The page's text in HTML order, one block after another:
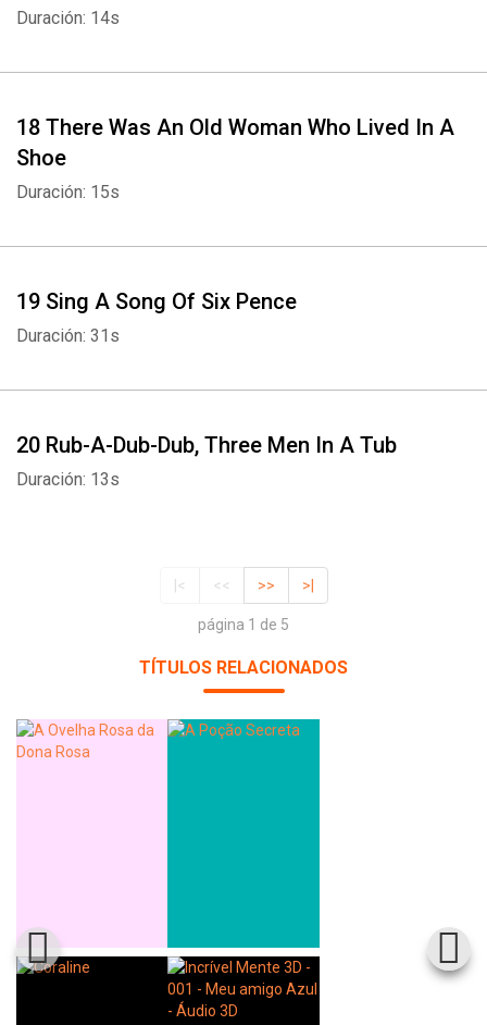
Duración: 14s
18 There Was An Old Woman Who Lived In A
Shoe
Duración: 15s
19 Sing A Song Of Six Pence
Duración: 31s
20 Rub-A-Dub-Dub, Three Men In A Tub
Duración: 13s
|< << >> >|
página 1 de 5
TÍTULOS RELACIONADOS